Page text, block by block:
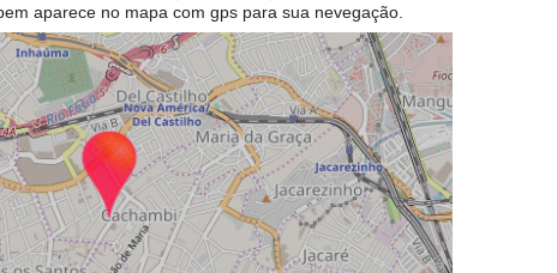
aparece no mapa com gps para sua nevegação.